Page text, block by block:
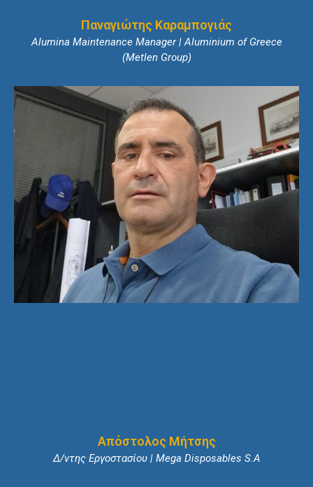
Παναγιώτης Καραμπογιάς
Alumina Maintenance Manager | Aluminium of Greece
(Metlen Group)
Απόστολος Μήτσης
Δ/ντης Εργοστασίου | Mega Disposables S.A